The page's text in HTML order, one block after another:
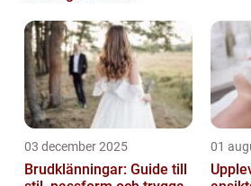
03 december 2025
Brudklänningar: Guide till
01